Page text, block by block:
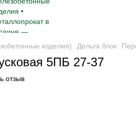
изделия) Дельта блок
5ПБ 27-37
отзыв